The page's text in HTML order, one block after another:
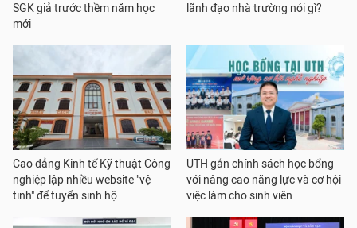
SGK giả trước thềm năm học
mới
lãnh đạo nhà trường nói gì?
Cao đẳng Kinh tế Kỹ thuật Công
nghiệp lập nhiều website "vệ
tinh" để tuyển sinh hộ
UTH gắn chính sách học bổng
với nâng cao năng lực và cơ hội
việc làm cho sinh viên